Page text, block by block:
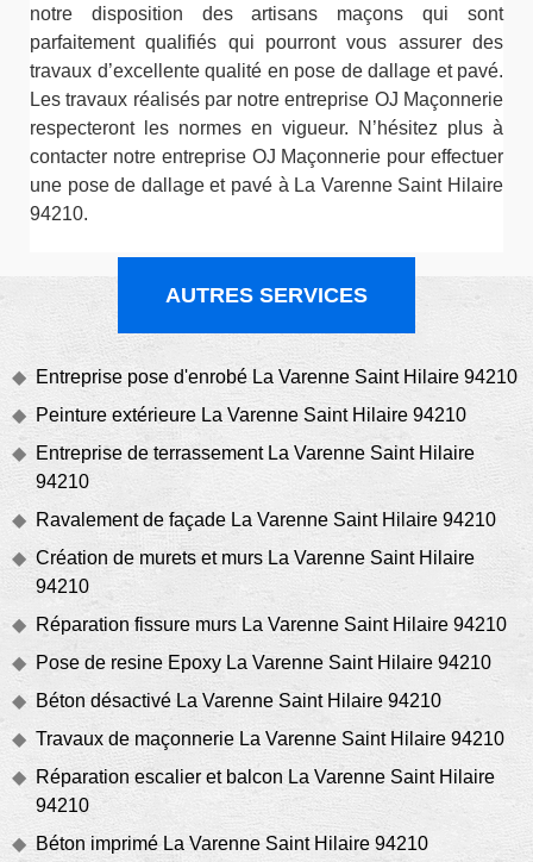
notre disposition des artisans maçons qui sont
parfaitement qualifiés qui pourront vous assurer des
travaux d’excellente qualité en pose de dallage et pavé.
Les travaux réalisés par notre entreprise OJ Maçonnerie
respecteront les normes en vigueur. N’hésitez plus à
contacter notre entreprise OJ Maçonnerie pour effectuer
une pose de dallage et pavé à La Varenne Saint Hilaire
94210.
AUTRES SERVICES
Entreprise pose d'enrobé La Varenne Saint Hilaire 94210
Peinture extérieure La Varenne Saint Hilaire 94210
Entreprise de terrassement La Varenne Saint Hilaire
94210
Ravalement de façade La Varenne Saint Hilaire 94210
Création de murets et murs La Varenne Saint Hilaire
94210
Réparation fissure murs La Varenne Saint Hilaire 94210
Pose de resine Epoxy La Varenne Saint Hilaire 94210
Béton désactivé La Varenne Saint Hilaire 94210
Travaux de maçonnerie La Varenne Saint Hilaire 94210
Réparation escalier et balcon La Varenne Saint Hilaire
94210
Béton imprimé La Varenne Saint Hilaire 94210